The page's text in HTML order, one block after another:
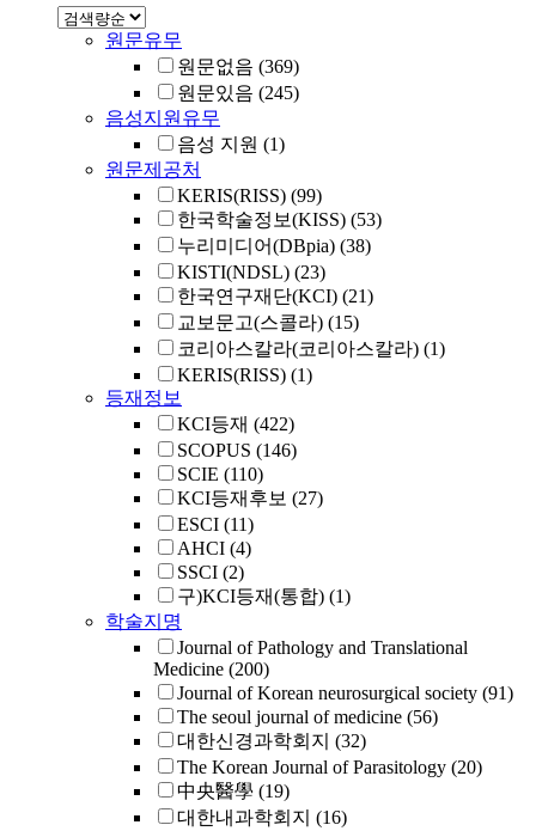
원문유무
원문없음 (369)
원문있음 (245)
음성지원유무
음성 지원 (1)
원문제공처
KERIS(RISS) (99)
한국학술정보(KISS) (53)
누리미디어(DBpia) (38)
KISTI(NDSL) (23)
한국연구재단(KCI) (21)
교보문고(스콜라) (15)
코리아스칼라(코리아스칼라) (1)
KERIS(RISS) (1)
등재정보
KCI등재 (422)
SCOPUS (146)
SCIE (110)
KCI등재후보 (27)
ESCI (11)
AHCI (4)
SSCI (2)
구)KCI등재(통합) (1)
학술지명
Journal of Pathology and Translational
Medicine (200)
Journal of Korean neurosurgical society (91)
The seoul journal of medicine (56)
대한신경과학회지 (32)
The Korean Journal of Parasitology (20)
中央醫學 (19)
대한내과학회지 (16)